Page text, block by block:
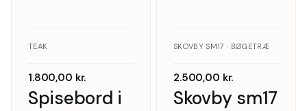
Spisebord i
TEAK
1.800,00 kr.
Skovby sm17
SKOVBY SM17 · BØGETRÆ
2.500,00 kr.